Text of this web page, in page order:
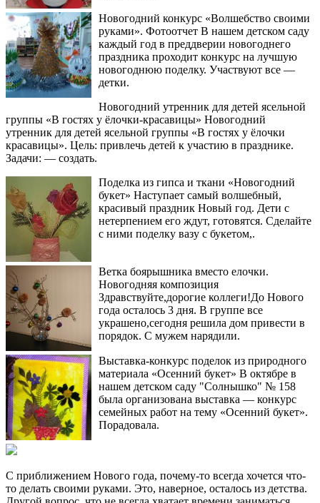
Новогодний конкурс «Волшебство своими
руками». Фотоотчет В нашем детском саду
каждый год в преддверии новогоднего
праздника проходит конкурс на лучшую
новогоднюю поделку. Участвуют все —
детки.
Новогодний утренник для детей ясельной
группы «В гостях у ёлочки-красавицы» Новогодний
утренник для детей ясельной группы «В гостях у ёлочки
красавицы». Цель: привлечь детей к участию в празднике.
Задачи: — создать.
Поделка из гипса и ткани «Новогодний
букет» Наступает самый волшебный,
красивый праздник Новый год. Дети с
нетерпением его ждут, готовятся. Сделайте
с ними поделку вазу с букетом,.
Ветка боярышника вместо елочки.
Новогодняя композиция
Здравствуйте,дорогие коллеги!До Нового
года осталось 3 дня. В группе все
украшено,сегодня решила дом привести в
порядок. С мужем нарядили.
Выставка-конкурс поделок из природного
материала «Осенний букет» В октябре в
нашем детском саду "Солнышко" № 158
была организована выставка — конкурс
семейных работ на тему «Осенний букет».
Порадовала.
С приближением Нового года, почему-то всегда хочется что-
то делать своими руками. Это, наверное, осталось из детства.